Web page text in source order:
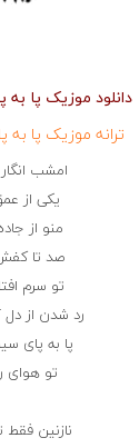
دانلود موزیک پا
ترانه موزیک پا
امشب
یکی از
منو از
صد تا
تو سرم
رد شدن از
پا به پای
تو هوای
نازنین